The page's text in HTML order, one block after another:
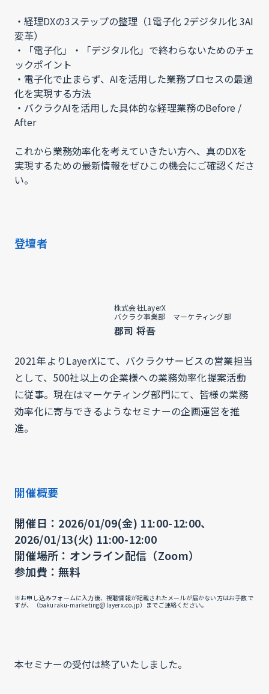
・経理DXの3ステップの整理（1電子化 2デジタル化 3AI
変革）
・「電子化」・「デジタル化」で終わらないためのチェ
ックポイント
・電子化で止まらず、AIを活用した業務プロセスの最適
化を実現する方法
・バクラクAIを活用した具体的な経理業務のBefore /
After
これから業務効率化を考えていきたい方へ、真のDXを
実現するための最新情報をぜひこの機会にご確認くださ
い。
登壇者
株式会社LayerX
バクラク事業部 マーケティング部
郡司 将吾
2021年よりLayerXにて、バクラクサービスの営業担当
として、500社以上の企業様への業務効率化提案活動
に従事。現在はマーケティング部門にて、皆様の業務
効率化に寄与できるようなセミナーの企画運営を推
進。
開催概要
開催日：2026/01/09(金) 11:00-12:00、
2026/01/13(火) 11:00-12:00
開催場所：オンライン配信（Zoom）
参加費：無料
※お申し込みフォームに入力後、視聴情報が記載されたメールが届かない方はお手数で
すが、（bakuraku-marketing@layerx.co.jp）までご連絡ください。
本セミナーの受付は終了いたしました。